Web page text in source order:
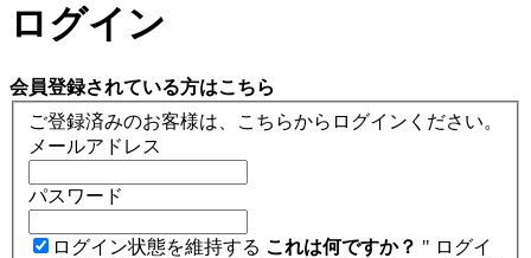
ログイン
会員登録されている方はこちら
ご登録済みのお客様は、こちらからログインください。
メールアドレス
パスワード
ログイン状態を維持する これは何ですか？ " ログイ